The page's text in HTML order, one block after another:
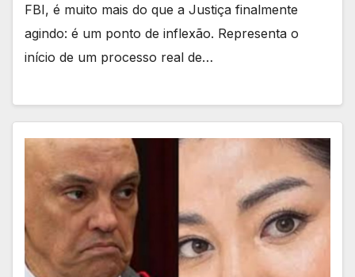
FBI, é muito mais do que a Justiça finalmente
agindo: é um ponto de inflexão. Representa o
início de um processo real de…